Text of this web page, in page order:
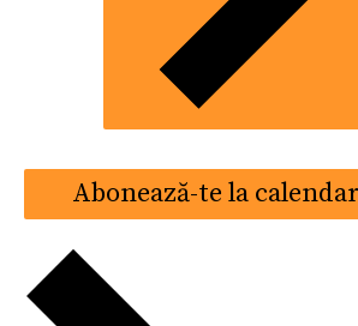
Abonează-te la calendar